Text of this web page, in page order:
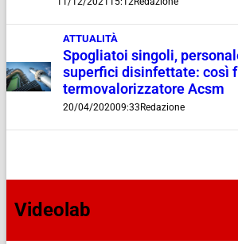
ATTUALITÀ
Spogliatoi singoli,
superfici disinfettate: così
termovalorizzatore Acsm
20/04/202009:33Redazione
Videolab